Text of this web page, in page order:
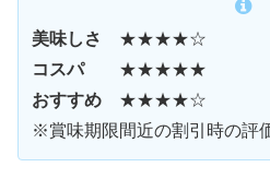
美味しさ
★★★★☆
コスパ★★★★★
おすすめ ★★★★☆
※賞味期限間近の割引時の評